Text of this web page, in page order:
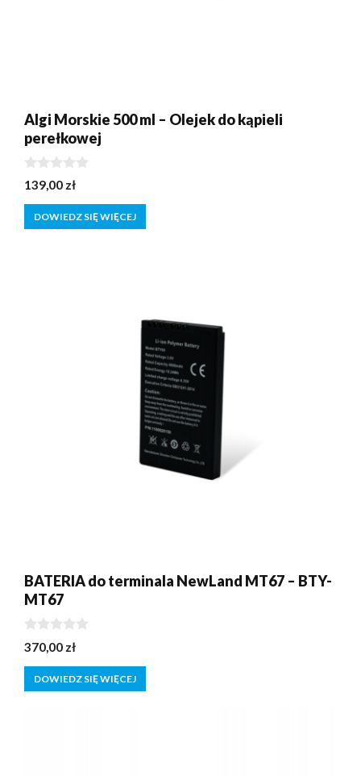
Algi Morskie 500 ml – Olejek do kąpieli
perełkowej
0
z
5
139,00 zł
DOWIEDZ SIĘ WIĘCEJ
BATERIA do terminala NewLand MT67 – BTY-
MT67
0
z
5
370,00 zł
DOWIEDZ SIĘ WIĘCEJ